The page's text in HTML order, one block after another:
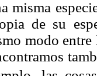
misma
de su
modo entre